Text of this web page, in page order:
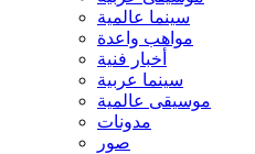
سينما عالمية
مواهب واعدة
أخبار فنية
سينما عربية
موسيقى عالمية
مدونات
صور